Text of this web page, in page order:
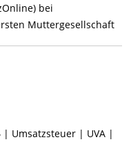
bei
Muttergesellschaft
| Umsatzsteuer | UVA |